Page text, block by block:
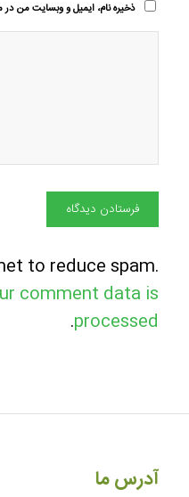
ذخیره نام، ایمیل و وبسایت من در
to reduce spam.
comment data is
processed
.
آدرس ما